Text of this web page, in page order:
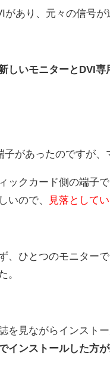
があり、元々の信号が
しいモニターとDVI専
子があったのですが
ィックカード側の端子
いので、
見落として
、ひとつのモニター
。
を見ながらインスト
インストールした方